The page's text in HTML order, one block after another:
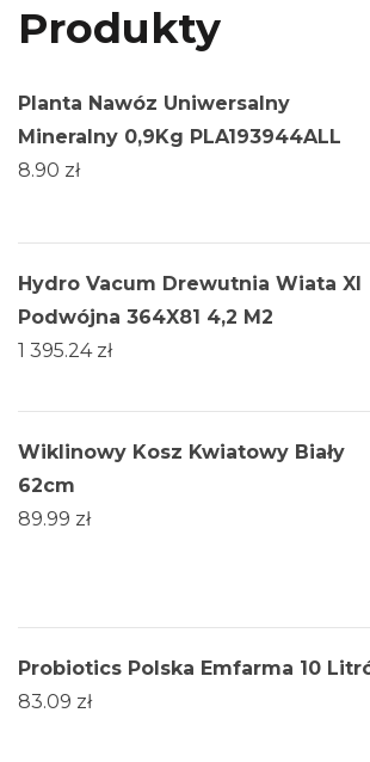
Produkty
Planta Nawóz Uniwersalny
Mineralny 0,9Kg PLA193944ALL
8.90 zł
Hydro Vacum Drewutnia Wiata Xl
Podwójna 364X81 4,2 M2
1 395.24 zł
Wiklinowy Kosz Kwiatowy Biały
62cm
89.99 zł
Probiotics Polska Emfarma 10
83.09 zł